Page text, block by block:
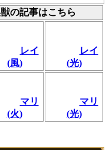
の記事はこちら
レイ
(風)
レイ
(光)
マリ
(火)
マリ
(光)